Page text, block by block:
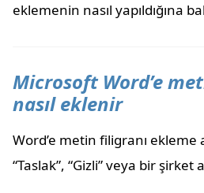
eklemenin nasıl yapıldığına
Microsoft Word’e
nasıl eklenir
Word’e metin filigranı
“Taslak”, “Gizli” veya bir şirket